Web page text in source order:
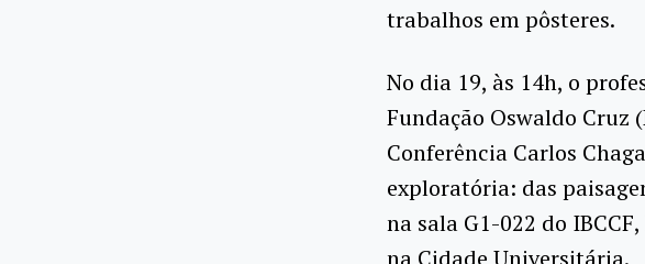
trabalhos em pôsteres.
No dia 19, às 14h, o
Fundação Oswaldo Cruz
Conferência Carlos
exploratória: das
na sala G1-022 do
na Cidade Universitária.